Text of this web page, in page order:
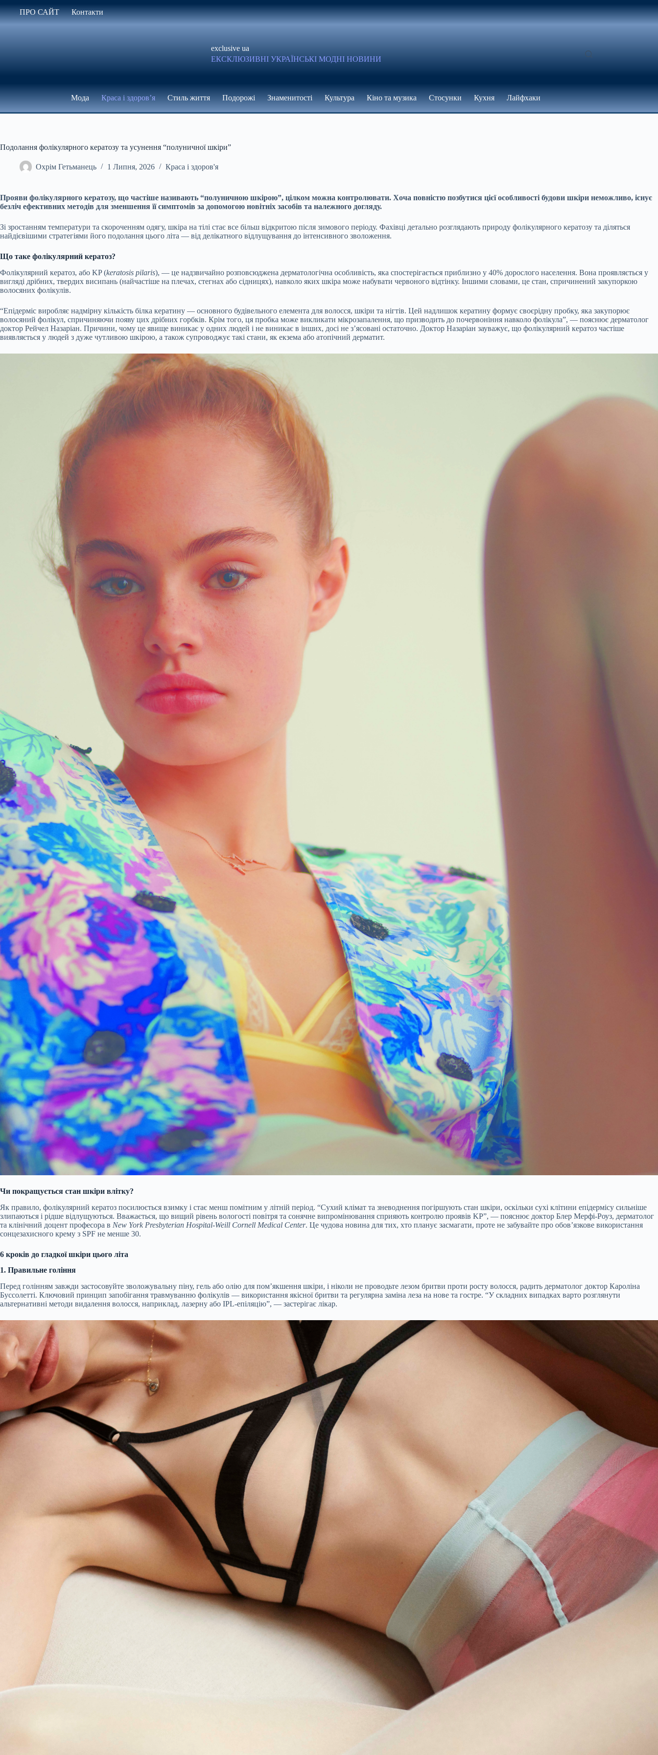
до
вмісту
ПРО САЙТ Контакти
exclusive ua
ЕКСКЛЮЗИВНІ УКРАЇНСЬКІ МОДНІ НОВИНИ
Мода Краса і здоров’я Стиль життя Подорожі Знаменитості Культура Кіно та музика Стосунки Кухня Лайфхаки
Подолання фолікулярного кератозу та усунення “полуничної шкіри”
Охрім Гетьманець 1 Липня, 2026 Краса і здоров'я
Прояви фолікулярного кератозу, що частіше називають “полуничною шкірою”, цілком можна контролювати. Хоча повністю позбутися цієї особливості будови шкіри неможливо, існує
безліч ефективних методів для зменшення її симптомів за допомогою новітніх засобів та належного догляду.
Зі зростанням температури та скороченням одягу, шкіра на тілі стає все більш відкритою після зимового періоду. Фахівці детально розглядають природу фолікулярного кератозу та діляться
найдієвішими стратегіями його подолання цього літа — від делікатного відлущування до інтенсивного зволоження.
Що таке фолікулярний кератоз?
Фолікулярний кератоз, або KP (keratosis pilaris), — це надзвичайно розповсюджена дерматологічна особливість, яка спостерігається приблизно у 40% дорослого населення. Вона проявляється у
вигляді дрібних, твердих висипань (найчастіше на плечах, стегнах або сідницях), навколо яких шкіра може набувати червоного відтінку. Іншими словами, це стан, спричинений закупоркою
волосяних фолікулів.
“Епідерміс виробляє надмірну кількість білка кератину — основного будівельного елемента для волосся, шкіри та нігтів. Цей надлишок кератину формує своєрідну пробку, яка закупорює
волосяний фолікул, спричиняючи появу цих дрібних горбків. Крім того, ця пробка може викликати мікрозапалення, що призводить до почервоніння навколо фолікула”, — пояснює дерматолог
доктор Рейчел Назаріан. Причини, чому це явище виникає у одних людей і не виникає в інших, досі не з’ясовані остаточно. Доктор Назаріан зауважує, що фолікулярний кератоз частіше
виявляється у людей з дуже чутливою шкірою, а також супроводжує такі стани, як екзема або атопічний дерматит.
Чи покращується стан шкіри влітку?
Як правило, фолікулярний кератоз посилюється взимку і стає менш помітним у літній період. “Сухий клімат та зневоднення погіршують стан шкіри, оскільки сухі клітини епідермісу сильніше
злипаються і рідше відлущуються. Вважається, що вищий рівень вологості повітря та сонячне випромінювання сприяють контролю проявів KP”, — пояснює доктор Блер Мерфі-Роуз, дерматолог
та клінічний доцент професора в New York Presbyterian Hospital-Weill Cornell Medical Center. Це чудова новина для тих, хто планує засмагати, проте не забувайте про обов’язкове використання
сонцезахисного крему з SPF не менше 30.
6 кроків до гладкої шкіри цього літа
1. Правильне гоління
Перед голінням завжди застосовуйте зволожувальну піну, гель або олію для пом’якшення шкіри, і ніколи не проводьте лезом бритви проти росту волосся, радить дерматолог доктор Кароліна
Буссолетті. Ключовий принцип запобігання травмуванню фолікулів — використання якісної бритви та регулярна заміна леза на нове та гостре. “У складних випадках варто розглянути
альтернативні методи видалення волосся, наприклад, лазерну або IPL-епіляцію”, — застерігає лікар.